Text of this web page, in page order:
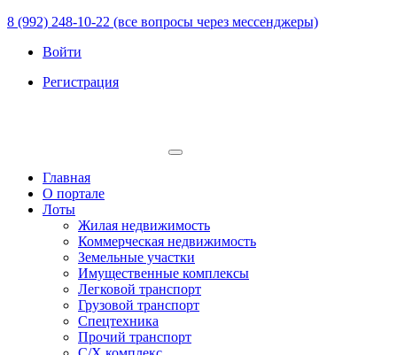
8 (992) 248-10-22 (все вопросы через мессенджеры)
Войти
Регистрация
Главная
О портале
Лоты
Жилая недвижимость
Коммерческая недвижимость
Земельные участки
Имущественные комплексы
Легковой транспорт
Грузовой транспорт
Спецтехника
Прочий транспорт